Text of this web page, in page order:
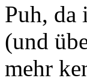
Puh, da
(und
mehr